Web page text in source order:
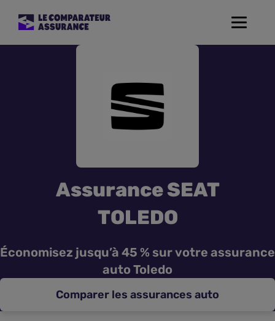
Toggle
Assurance Habitation
Assurance de prêt
Assurance Animaux
Assurance SEAT
TOLEDO
Économisez jusqu’à 45 % sur votre assurance
auto Toledo
Comparer les assurances auto